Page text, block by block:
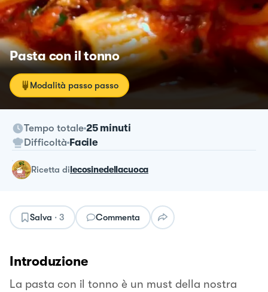
Pasta con il tonno
Modalità passo passo
Tempo totale 25 minuti
Difficoltà Facile
ricetta dilecosinedellacuoca
Salva · 3 Commenta
Introduzione
La pasta con il tonno è un must della nostra